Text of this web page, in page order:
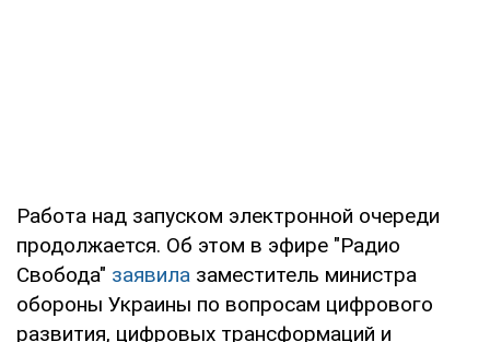
Работа над запуском электронной очереди
продолжается. Об этом в эфире "Радио
Свобода" заявила заместитель министра
обороны Украины по вопросам цифрового
развития, цифровых трансформаций и